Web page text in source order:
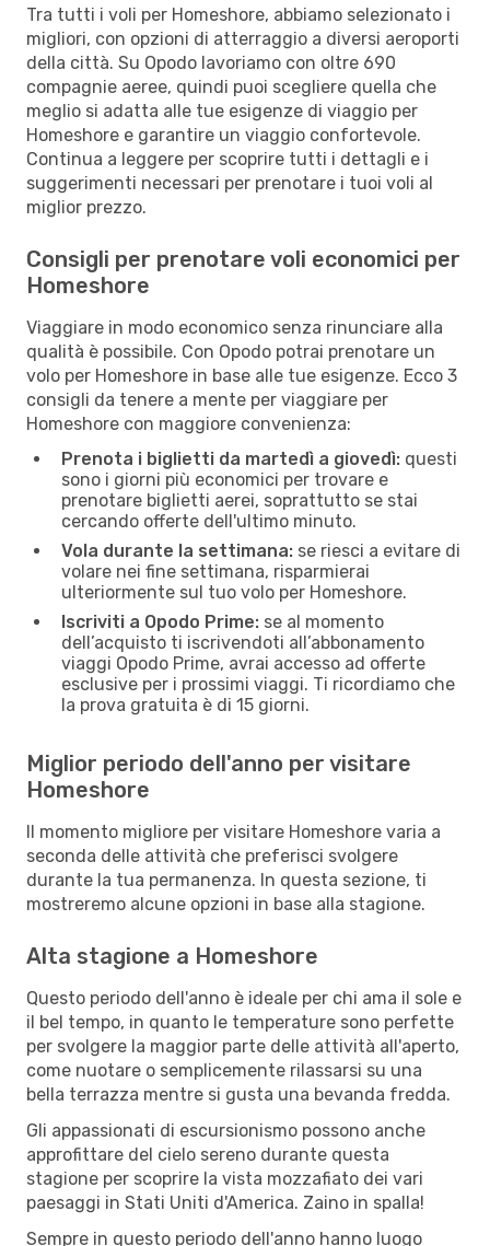
Tra tutti i voli per Homeshore, abbiamo selezionato i
migliori, con opzioni di atterraggio a diversi aeroporti
della città. Su Opodo lavoriamo con oltre 690
compagnie aeree, quindi puoi scegliere quella che
meglio si adatta alle tue esigenze di viaggio per
Homeshore e garantire un viaggio confortevole.
Continua a leggere per scoprire tutti i dettagli e i
suggerimenti necessari per prenotare i tuoi voli al
miglior prezzo.
Consigli per prenotare voli economici per
Homeshore
Viaggiare in modo economico senza rinunciare alla
qualità è possibile. Con Opodo potrai prenotare un
volo per Homeshore in base alle tue esigenze. Ecco 3
consigli da tenere a mente per viaggiare per
Homeshore con maggiore convenienza:
Prenota i biglietti da martedì a giovedì: questi
sono i giorni più economici per trovare e
prenotare biglietti aerei, soprattutto se stai
cercando offerte dell'ultimo minuto.
Vola durante la settimana: se riesci a evitare di
volare nei fine settimana, risparmierai
ulteriormente sul tuo volo per Homeshore.
Iscriviti a Opodo Prime: se al momento
dell’acquisto ti iscrivendoti all’abbonamento
viaggi Opodo Prime, avrai accesso ad offerte
esclusive per i prossimi viaggi. Ti ricordiamo che
la prova gratuita è di 15 giorni.
Miglior periodo dell'anno per visitare
Homeshore
Il momento migliore per visitare Homeshore varia a
seconda delle attività che preferisci svolgere
durante la tua permanenza. In questa sezione, ti
mostreremo alcune opzioni in base alla stagione.
Alta stagione a Homeshore
Questo periodo dell'anno è ideale per chi ama il sole e
il bel tempo, in quanto le temperature sono perfette
per svolgere la maggior parte delle attività all'aperto,
come nuotare o semplicemente rilassarsi su una
bella terrazza mentre si gusta una bevanda fredda.
Gli appassionati di escursionismo possono anche
approfittare del cielo sereno durante questa
stagione per scoprire la vista mozzafiato dei vari
paesaggi in Stati Uniti d'America. Zaino in spalla!
Sempre in questo periodo dell'anno hanno luogo